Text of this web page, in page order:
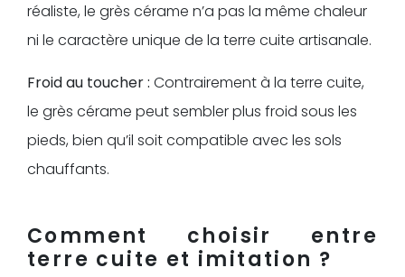
réaliste, le grès cérame n’a pas la même chaleur
ni le caractère unique de la terre cuite artisanale.
Froid au toucher : Contrairement à la terre cuite,
le grès cérame peut sembler plus froid sous les
pieds, bien qu’il soit compatible avec les sols
chauffants.
Comment choisir entre
terre cuite et imitation ?